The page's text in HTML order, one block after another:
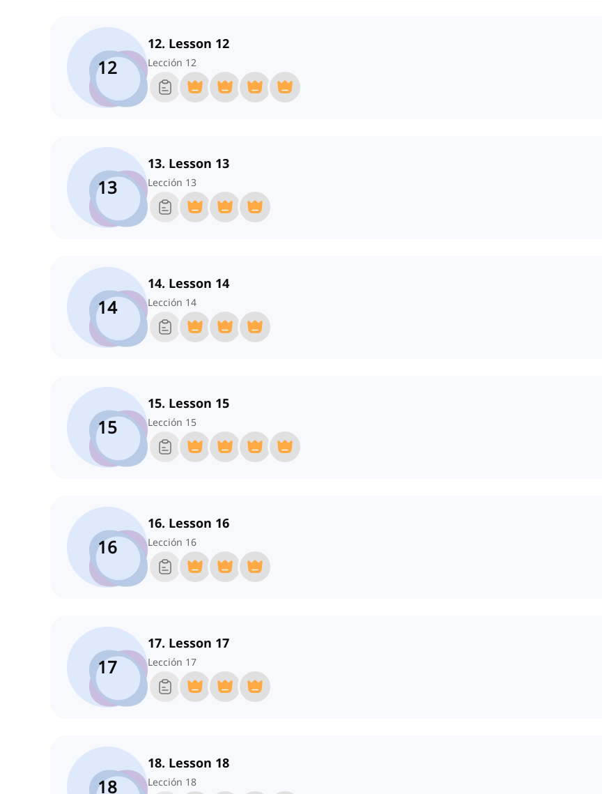
12
12. Lesson 12
Lección 12
13
13. Lesson 13
Lección 13
14
14. Lesson 14
Lección 14
15
15. Lesson 15
Lección 15
16
16. Lesson 16
Lección 16
17
17. Lesson 17
Lección 17
18
18. Lesson 18
Lección 18